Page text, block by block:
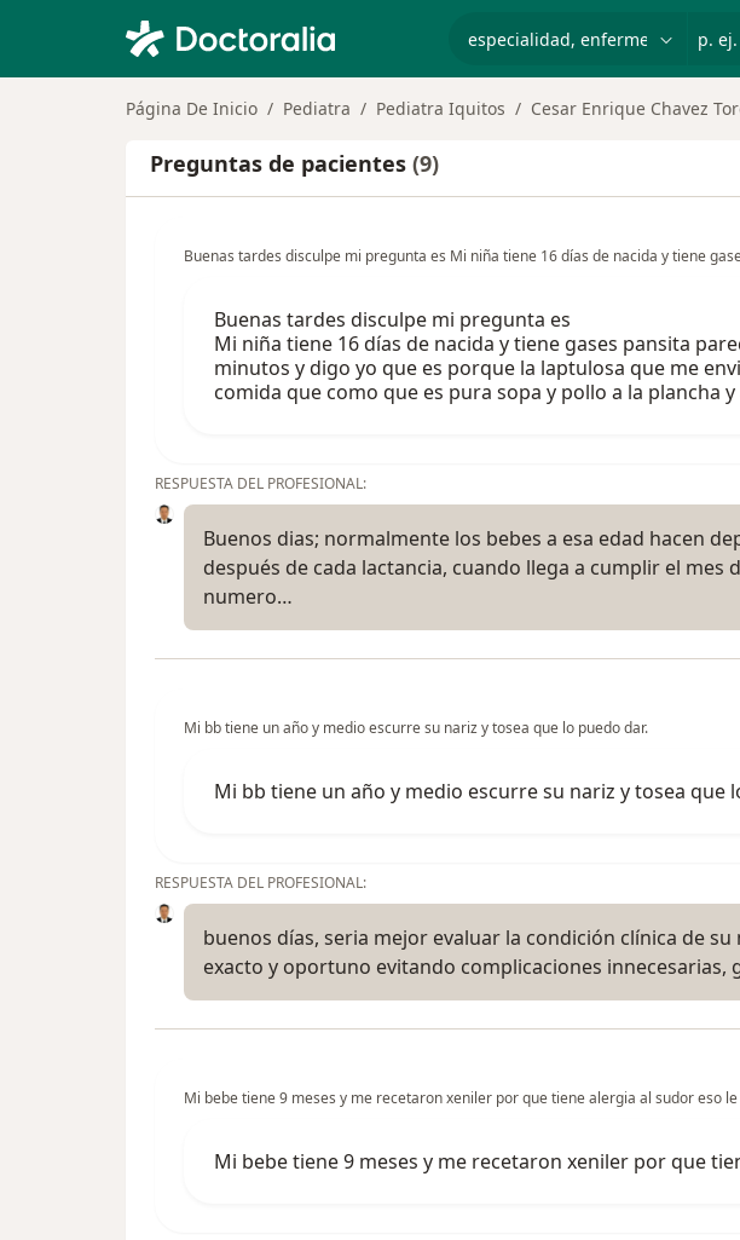
Página De Inicio Pediatra Pediatra Iquitos Cesar Enrique Chavez
Preguntas de pacientes (9)
Buenas tardes disculpe mi pregunta es Mi niña tiene 16 días de nacida y tiene
Buenas tardes disculpe mi pregunta es
Mi niña tiene 16 días de nacida y tiene gases pansita
minutos y digo yo que es porque la laptulosa que me
comida que como que es pura sopa y pollo a la plancha
RESPUESTA DEL PROFESIONAL:
Buenos dias; normalmente los bebes a esa edad hacen
después de cada lactancia, cuando llega a cumplir el mes
numero…
Mi bb tiene un año y medio escurre su nariz y tosea que lo puedo dar.
Mi bb tiene un año y medio escurre su nariz y tosea que
RESPUESTA DEL PROFESIONAL:
buenos días, seria mejor evaluar la condición clínica de
exacto y oportuno evitando complicaciones innecesarias,
Mi bebe tiene 9 meses y me recetaron xeniler por que tiene alergia al sudor eso
Mi bebe tiene 9 meses y me recetaron xeniler por que